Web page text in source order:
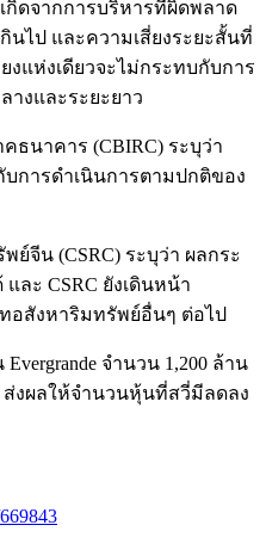
กิดจากการบริหารที่ผิดพลาด
นไป และความเสี่ยงระยะสั้นที่
งแห่งเดียวจะไม่กระทบกับการ
างและระยะยาว
นาคาร (CBIRC) ระบุว่า
บการดำเนินการตามปกติของ
จีน (CSRC) ระบุว่า ผลกระ
ละ CSRC ยังเดินหน้า
อสังหาริมทรัพย์อื่นๆ ต่อไป
จำนวน 1,200 ล้าน
งผลให้จำนวนหุ้นที่สวี่มีลดลง